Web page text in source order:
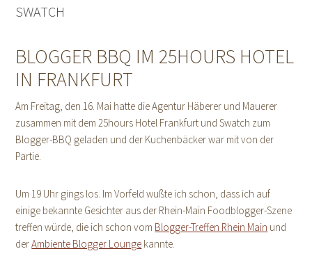
SWATCH
BLOGGER BBQ IM 25HOURS HOTEL
IN FRANKFURT
Am Freitag, den 16. Mai hatte die Agentur Häberer und Mauerer
zusammen mit dem 25hours Hotel Frankfurt und Swatch zum
Blogger-BBQ geladen und der Kuchenbäcker war mit von der
Partie.
Um 19 Uhr gings los. Im Vorfeld wußte ich schon, dass ich auf
einige bekannte Gesichter aus der Rhein-Main Foodblogger-Szene
treffen würde, die ich schon vom Blogger-Treffen Rhein Main und
derAmbiente Blogger Lounge kannte.